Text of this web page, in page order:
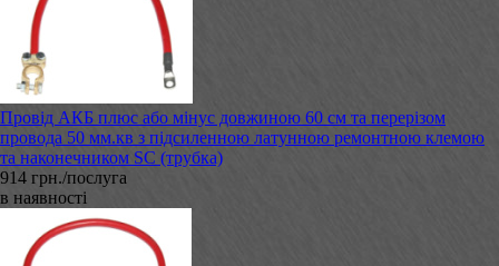
Провід АКБ плюс або мінус довжиною 60 см та перерізом
провода 50 мм.кв з підсиленною латунною ремонтною клемою
та наконечником SC (трубка)
914 грн./послуга
в наявності